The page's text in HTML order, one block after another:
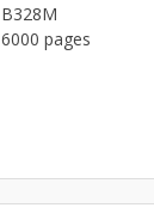
B328M
6000 pages